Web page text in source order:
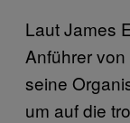
Laut James
Anführer
seine
um auf die